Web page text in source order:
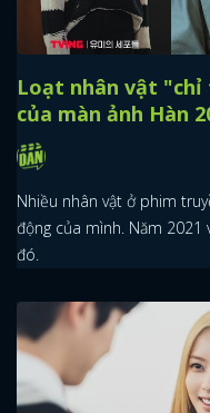
Loạt nhân vật
của màn ảnh Hàn
Nhiều nhân vật ở phim
động của mình. Năm
đó.